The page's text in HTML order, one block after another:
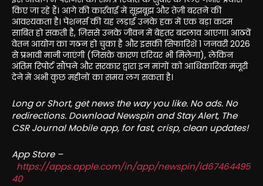
किए जा रहे हैं। आगे की कार्रवाई में सूझबूझ और तेज़ी बरतने की
आवश्यकता है। पेंशनर्स की यह लड़ाई उनके हक में एक बड़ा कदम
साबित हो सकती है, जिससे उनके जीवन में बेहतर बदलाव आएगा। आठवें
वेतन आयोग का गठन हो चुका है और इसकी सिफारिशें 1 जनवरी 2026
से प्रभावी मानी जाएंगी (जिसके कारण एरियर भी मिलेगा), लेकिन
अंतिम रिपोर्ट सौंपने और सरकार द्वारा इन मांगों को आधिकारिक मंजूरी
देने में अभी कुछ महीनों का समय लग सकता है।
Long or Short, get news the way you like. No ads. No
redirections. Download Newspin and Stay Alert, The
CSR Journal Mobile app, for fast, crisp, clean updates!
App Store –
https://apps.apple.com/in/app/newspin/id67464495
40